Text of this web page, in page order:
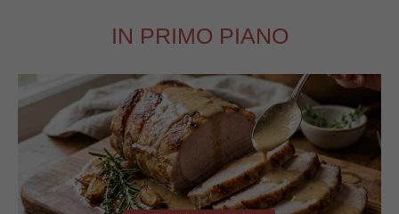
IN PRIMO PIANO